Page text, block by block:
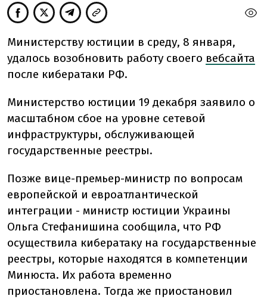
Министерству юстиции в среду, 8 января,
удалось возобновить работу своего вебсайта
после кибератаки РФ.
Министерство юстиции 19 декабря заявило о
масштабном сбое на уровне сетевой
инфраструктуры, обслуживающей
государственные реестры.
Позже вице-премьер-министр по вопросам
европейской и евроатлантической
интеграции - министр юстиции Украины
Ольга Стефанишина сообщила, что РФ
осуществила кибератаку на государственные
реестры, которые находятся в компетенции
Минюста. Их работа временно
приостановлена. Тогда же приостановил